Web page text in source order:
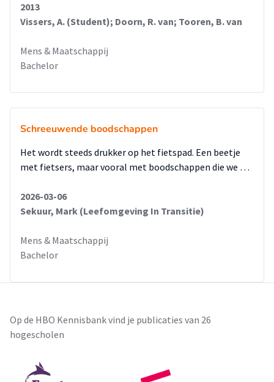
2013
Vissers, A. (Student); Doorn, R. van; Tooren, B. van
Mens & Maatschappij
Bachelor
Schreeuwende boodschappen
Het wordt steeds drukker op het fietspad. Een beetje
met fietsers, maar vooral met boodschappen die we …
2026-03-06
Sekuur, Mark (Leefomgeving In Transitie)
Mens & Maatschappij
Bachelor
Op de HBO Kennisbank vind je publicaties van 26
hogescholen